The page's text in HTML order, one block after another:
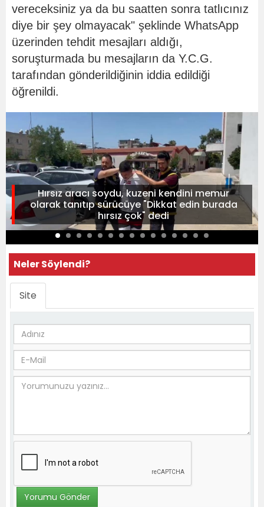
vereceksiniz ya da bu saatten sonra tatlıcınız
diye bir şey olmayacak" şeklinde WhatsApp
üzerinden tehdit mesajları aldığı,
soruşturmada bu mesajların da Y.C.G.
tarafından gönderildiğinin iddia edildiği
öğrenildi.
Hırsız aracı soydu, kuzeni kendini memur
olarak tanıtıp sürücüye "Dikkat edin burada
hırsız çok" dedi
Neler Söylendi?
Site